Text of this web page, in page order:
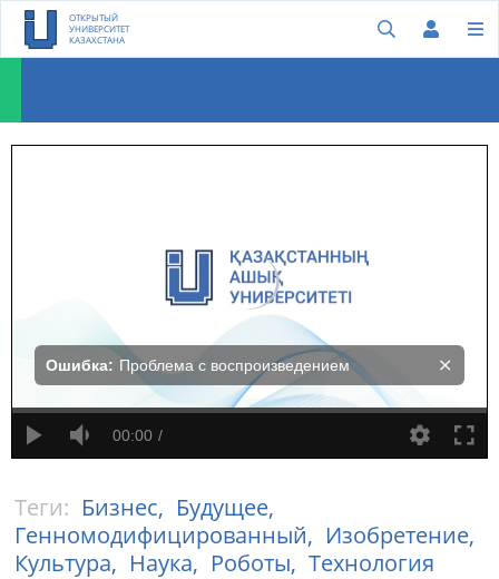
ОТКРЫТЫЙ
УНИВЕРСИТЕТ
КАЗАХСТАНА
Ошибка: Проблема с воспроизведением
00:00
Теги: Бизнес, Будущее,
Генномодифицированный, Изобретение,
Культура, Наука, Роботы, Технология